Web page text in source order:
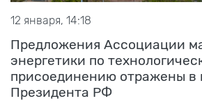
12 января, 14:18
Предложения Ассоциации
энергетики по
присоединению отражены в
Президента РФ